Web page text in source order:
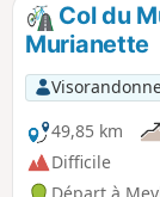
Col du
Murianette
49,85 km
Difficile